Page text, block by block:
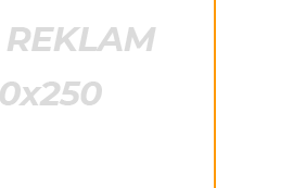
"Aston Villa"ya keçir